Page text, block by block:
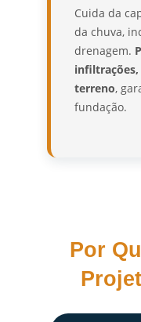
Cuida da
da chuva,
drenagem.
infiltrações,
terreno,
fundação.
Por